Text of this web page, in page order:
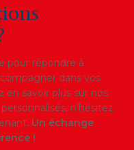
pour répondre à
dans vos
en savoir plus sur nos
n’hésitez
. Un échange
!